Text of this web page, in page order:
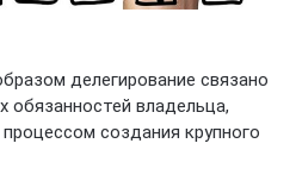
делегирование связано
обязанностей владельца,
создания крупного